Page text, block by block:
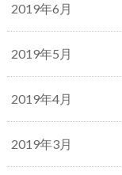
2019年6月
2019年5月
2019年4月
2019年3月